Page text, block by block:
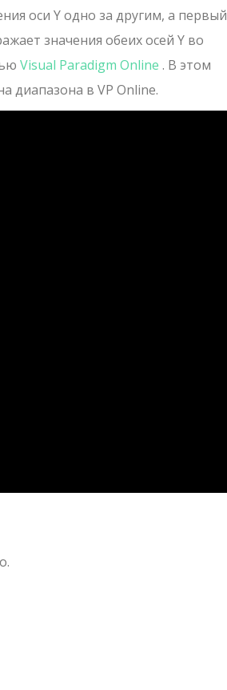
оси Y одно за другим, а первый
значения обеих осей Y во
Visual Paradigm Online . В этом
диапазона в VP Online.